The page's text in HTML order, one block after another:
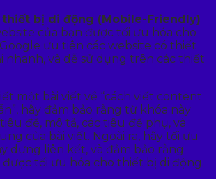
thiết bị di động (Mobile-Friendly)
của bạn được tối ưu hóa cho
ưu tiên các website có thiết
nhanh, và dễ sử dụng trên các thiết
một bài viết về “cách viết content
hãy đảm bảo rằng từ khóa này
đề, mô tả, các tiêu đề phụ, và
của bài viết. Ngoài ra, hãy tối ưu
dựng liên kết, và đảm bảo rằng
tối ưu hóa cho thiết bị di động.